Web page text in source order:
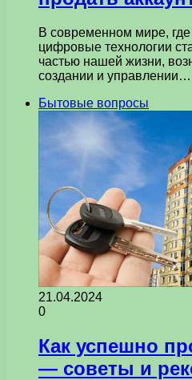
В современном мире,
цифровые технологии
частью нашей жизни,
создании и управлении…
Бытовые вопросы
21.04.2024
0
Как успешно
— советы и